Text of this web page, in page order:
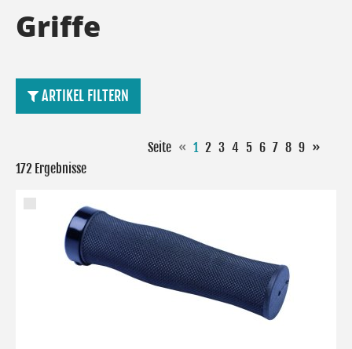
Griffe
ARTIKEL FILTERN
Seite « 1 2 3 4 5 6 7 8 9 »
172 Ergebnisse